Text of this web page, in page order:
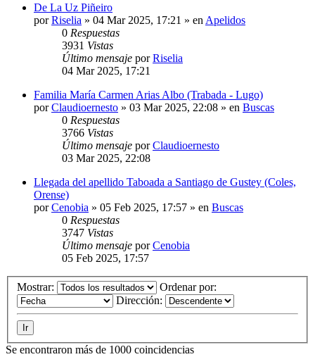
De La Uz Piñeiro
porRiselia » 04 Mar 2025, 17:21 » en Apelidos
0 Respuestas
3931 Vistas
Último mensaje porRiselia
04 Mar 2025, 17:21
Familia María Carmen Arias Albo (Trabada - Lugo)
porClaudioernesto » 03 Mar 2025, 22:08 » en Buscas
0 Respuestas
3766 Vistas
Último mensaje porClaudioernesto
03 Mar 2025, 22:08
Llegada del apellido Taboada a Santiago de Gustey (Coles,
Orense)
porCenobia » 05 Feb 2025, 17:57 » en Buscas
0 Respuestas
3747 Vistas
Último mensaje porCenobia
05 Feb 2025, 17:57
Mostrar:
Ordenar por:
Dirección:
Se encontraron más de 1000 coincidencias